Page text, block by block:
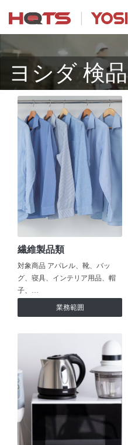
ヨシダ 検品
繊維製品類
対象商品 アパレル、靴、バッ
グ、寝具、インテリア用品、帽
子、…
業務範囲